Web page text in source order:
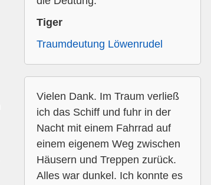
Tiger
Traumdeutung Löwenrudel
Vielen Dank. Im Traum verließ
ich das Schiff und fuhr in der
Nacht mit einem Fahrrad auf
einem eigenem Weg zwischen
Häusern und Treppen zurück.
Alles war dunkel. Ich konnte es